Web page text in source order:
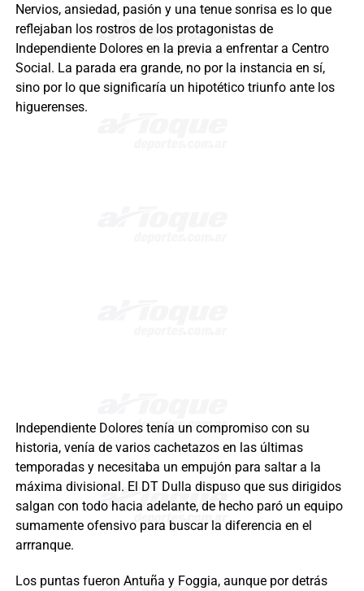
Nervios, ansiedad, pasión y una tenue sonrisa es lo que
reflejaban los rostros de los protagonistas de
Independiente Dolores en la previa a enfrentar a Centro
Social. La parada era grande, no por la instancia en sí,
sino por lo que significaría un hipotético triunfo ante los
higuerenses.
Independiente Dolores tenía un compromiso con su
historia, venía de varios cachetazos en las últimas
temporadas y necesitaba un empujón para saltar a la
máxima divisional. El DT Dulla dispuso que sus dirigidos
salgan con todo hacia adelante, de hecho paró un equipo
sumamente ofensivo para buscar la diferencia en el
arrranque.
Los puntas fueron Antuña y Foggia, aunque por detrás